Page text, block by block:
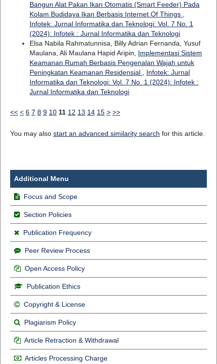
Bangun Alat Pakan Ikan Otomatis (Smart Feeder) Pada
Kolam Budidaya Ikan Berbasis Internet Of Things
Infotek: Jurnal Informatika dan Teknologi: Vol. 7 No. 1
(2024): Infotek : Jurnal Informatika dan Teknologi
Elsa Nabila Rahmatunnisa, Billy Adrian Fernanda, Yusuf
Maulana, Ali Maulana Hapid Aripin, Implementasi Sistem
Keamanan Rumah Berbasis Pengenalan Wajah untuk
Peningkatan Keamanan Residensial
Infotek: Jurnal
Informatika dan Teknologi: Vol. 7 No. 1 (2024): Infotek :
Jurnal Informatika dan Teknologi
<< < 6 7 8 9 10 11 12 13 14 15 > >>
You may also start an advanced similarity search for this article.
Additional Menu
Focus and Scope
Section Policies
Publication Frequency
Peer Review Process
Open Access Policy
Publication Ethics
Copyright & License
Plagiarism Policy
Article Retraction & Withdrawal
Articles Processing Charge